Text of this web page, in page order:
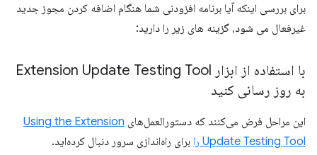
برای بررسی اینکه آیا برنامه افزودنی شما هنگام اضافه کردن مجوز جدید
غیرفعال می شود، گزینه های زیر را دارید:
با استفاده از ابزار Extension Update Testing Tool
به روز رسانی کنید
این مراحل فرض می‌کنند که دستورالعمل‌های Using the Extension
Update Testing Tool را
برای راه‌اندازی سرور دنبال کرده‌اید.